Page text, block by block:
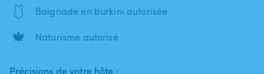
🩱 Baignade en burkini autorisée
🍁 Naturisme autorisé
Précisions de votre hôte :